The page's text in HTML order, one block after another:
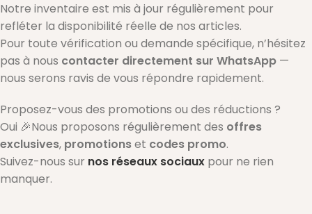
Notre inventaire est mis à jour régulièrement pour
refléter la disponibilité réelle de nos articles.
Pour toute vérification ou demande spécifique, n’hésitez
pas à nous contacter directement sur WhatsApp —
nous serons ravis de vous répondre rapidement.
Proposez-vous des promotions ou des réductions ?
Oui 🎉Nous proposons régulièrement des offres
exclusives, promotionset codes promo.
Suivez-nous sur nos réseaux sociaux pour ne rien
manquer.